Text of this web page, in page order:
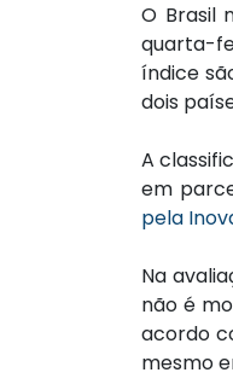
O Brasil
quarta-
índice
dois
A
em
pela
Na
não é
acordo
mesmo